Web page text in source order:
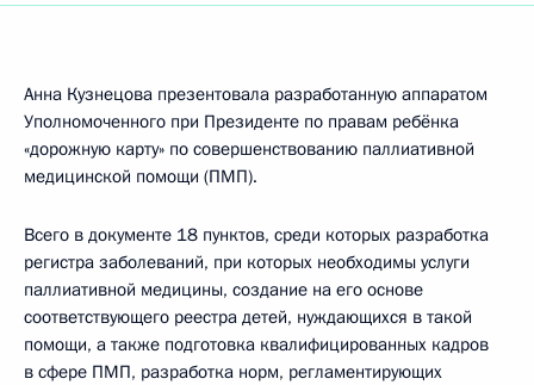
Анна Кузнецова презентовала разработанную аппаратом
Уполномоченного при Президенте по правам ребёнка
«дорожную карту» по совершенствованию паллиативной
медицинской помощи (ПМП).
Всего в документе 18 пунктов, среди которых разработка
регистра заболеваний, при которых необходимы услуги
паллиативной медицины, создание на его основе
соответствующего реестра детей, нуждающихся в такой
помощи, а также подготовка квалифицированных кадров
в сфере ПМП, разработка норм, регламентирующих